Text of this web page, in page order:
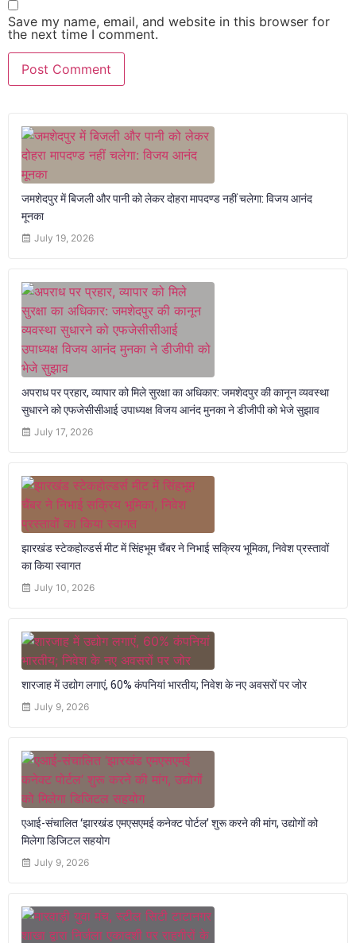
Save my name, email, and website in this browser for
the next time I comment.
जमशेदपुर में बिजली और पानी को लेकर दोहरा मापदण्ड नहीं चलेगा: विजय आनंद
मूनका
July 19, 2026
अपराध पर प्रहार, व्यापार को मिले सुरक्षा का अधिकार: जमशेदपुर की कानून व्यवस्था
सुधारने को एफजेसीसीआई उपाध्यक्ष विजय आनंद मुनका ने डीजीपी को भेजे सुझाव
July 17, 2026
झारखंड स्टेकहोल्डर्स मीट में सिंहभूम चैंबर ने निभाई सक्रिय भूमिका, निवेश प्रस्तावों
का किया स्वागत
July 10, 2026
शारजाह में उद्योग लगाएं, 60% कंपनियां भारतीय; निवेश के नए अवसरों पर जोर
July 9, 2026
एआई-संचालित ‘झारखंड एमएसएमई कनेक्ट पोर्टल’ शुरू करने की मांग, उद्योगों को
मिलेगा डिजिटल सहयोग
July 9, 2026